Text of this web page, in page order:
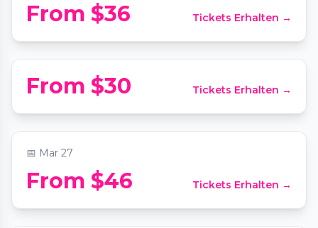
From $36 Tickets Erhalten →
Candlelight Koreatown: Queen vs. ABBA
📍Immanuel Presbyterian Church
From $30 Tickets Erhalten →
Candlelight Downtown LA: Tribute to
Whitney Houston
📍The Biltmore Los Angeles
📅 Mar 27
From $46 Tickets Erhalten →
Candlelight Burbank: Tribute to Bad
Bunny
📍Los Angeles Equestrian Center